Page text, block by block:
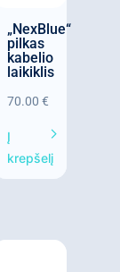
„NexBlue“
pilkas
kabelio
laikiklis
70.00 €
Į
krepšelį